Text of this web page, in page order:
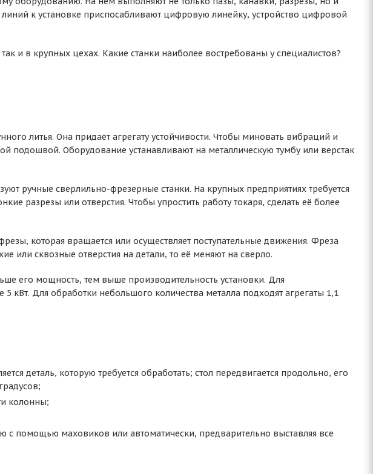
к установке приспосабливают цифровую линейку, устройство цифровой
и в крупных цехах. Какие станки наиболее востребованы у специалистов?
литья. Она придаёт агрегату устойчивости. Чтобы миновать вибраций и
подошвой. Оборудование устанавливают на металлическую тумбу или верстак
ручные сверлильно-фрезерные станки. На крупных предприятиях требуется
разрезы или отверстия. Чтобы упростить работу токаря, сделать её более
которая вращается или осуществляет поступательные движения. Фреза
или сквозные отверстия на детали, то её меняют на сверло.
его мощность, тем выше производительность установки. Для
Для обработки небольшого количества металла подходят агрегаты 1,1
деталь, которую требуется обработать; стол передвигается продольно, его
колонны;
с помощью маховиков или автоматически, предварительно выставляя все